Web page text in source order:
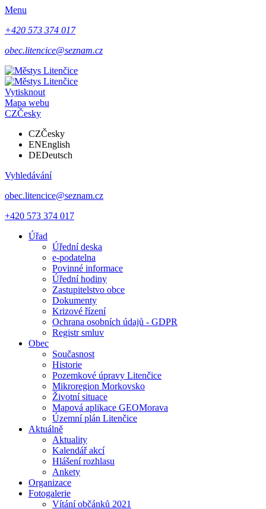
Menu
+420 573 374 017
obec.litencice@seznam.cz
Vytisknout
Mapa webu
CZČesky
CZČesky
ENEnglish
DEDeutsch
Vyhledávání
obec.litencice@seznam.cz
+420 573 374 017
Úřad
Úřední deska
e-podatelna
Povinné informace
Úřední hodiny
Zastupitelstvo obce
Dokumenty
Krizové řízení
Ochrana osobních údajů - GDPR
Registr smluv
Obec
Současnost
Historie
Pozemkové úpravy Litenčice
Mikroregion Morkovsko
Životní situace
Mapová aplikace GEOMorava
Územní plán Litenčice
Aktuálně
Aktuality
Kalendář akcí
Hlášení rozhlasu
Ankety
Organizace
Fotogalerie
Vítání občánků 2021